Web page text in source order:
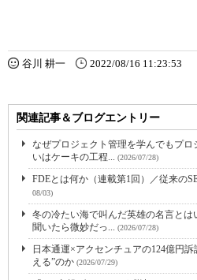
谷川 耕一 2022/08/16 11:23:53
関連記事＆ブログエントリー
なぜプロジェクト管理を学んでもプ
いはケーキの工程... (2026/07/28)
FDEとは何か（連載第1回）／従来の
08/03)
冬の冷たい海で叫んだ英雄の名言と
聞いたら微妙だっ... (2026/07/28)
日本通運×アクセンチュアの124億円
える”のか (2026/07/29)